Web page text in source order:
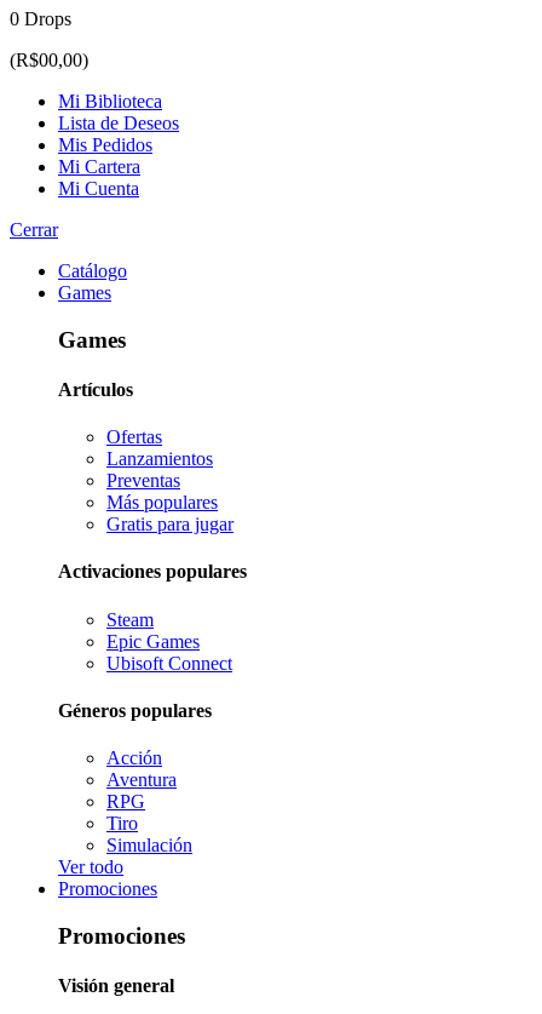
0 Drops
(R$00,00)
Mi Biblioteca
Lista de Deseos
Mis Pedidos
Mi Cartera
Mi Cuenta
Cerrar
Catálogo
Games
Games
Artículos
Ofertas
Lanzamientos
Preventas
Más populares
Gratis para jugar
Activaciones populares
Steam
Epic Games
Ubisoft Connect
Géneros populares
Acción
Aventura
RPG
Tiro
Simulación
Ver todo
Promociones
Promociones
Visión general